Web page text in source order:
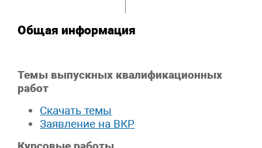
Общая информация
Темы выпускных квалификационных
работ
Скачать темы
Заявление на ВКР